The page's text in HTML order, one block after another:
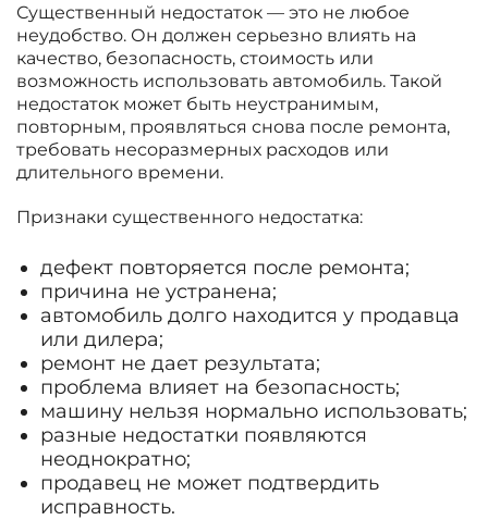
Существенный недостаток — это не любое
неудобство. Он должен серьезно влиять на
качество, безопасность, стоимость или
возможность использовать автомобиль. Такой
недостаток может быть неустранимым,
повторным, проявляться снова после ремонта,
требовать несоразмерных расходов или
длительного времени.
Признаки существенного недостатка:
дефект повторяется после ремонта;
причина не устранена;
автомобиль долго находится у продавца
или дилера;
ремонт не дает результата;
проблема влияет на безопасность;
машину нельзя нормально использовать;
разные недостатки появляются
неоднократно;
продавец не может подтвердить
исправность.